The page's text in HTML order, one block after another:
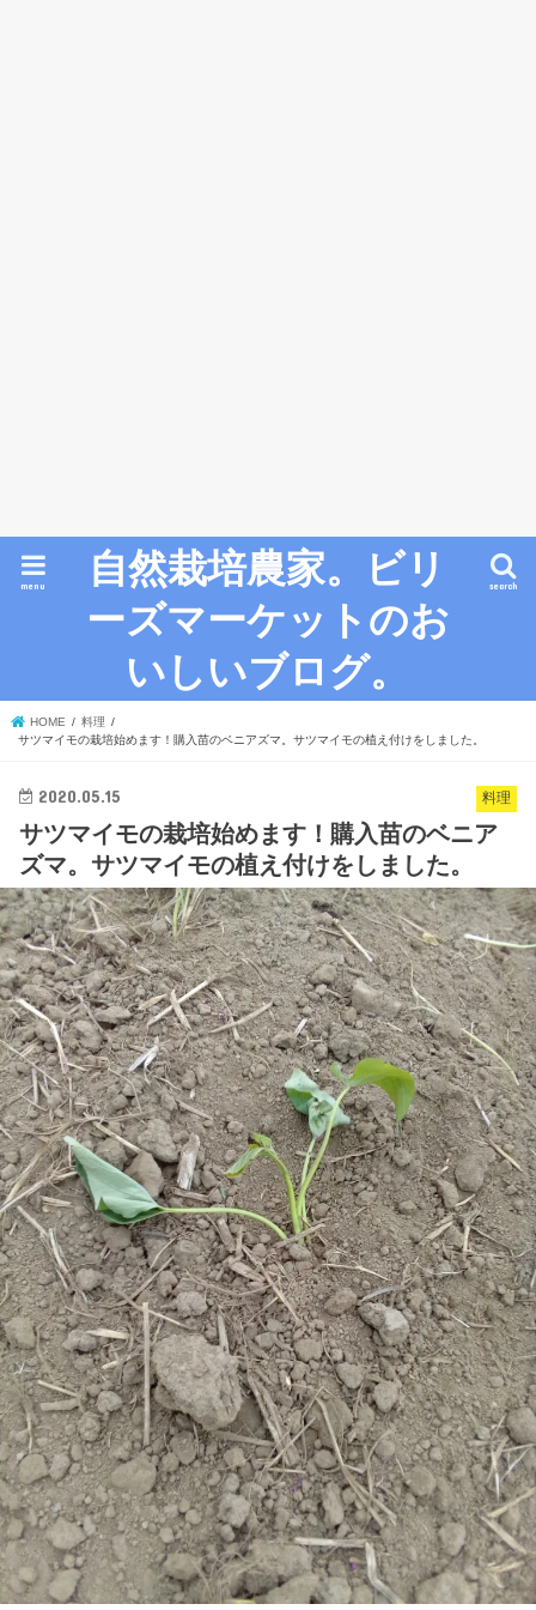
自然栽培農家。ビリ
ーズマーケットのお
いしいブログ。
search
menu
HOME
料理
サツマイモの栽培始めます！購入苗のベニアズマ。サツマイモの植え付けをしました。
料理
2020.05.15
サツマイモの栽培始めます！購入苗のベニア
ズマ。サツマイモの植え付けをしました。